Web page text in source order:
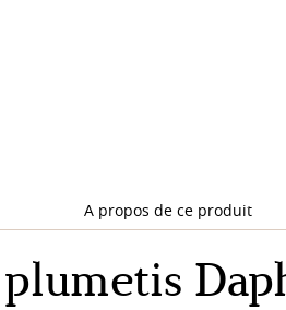
A propos de ce produit